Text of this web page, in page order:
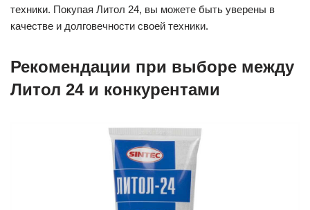
техники. Покупая Литол 24, вы можете быть уверены в
качестве и долговечности своей техники.
Рекомендации при выборе между
Литол 24 и конкурентами